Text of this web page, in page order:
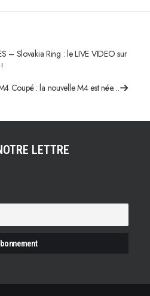
– Slovakia Ring : le LIVE VIDEO sur
Coupé : la nouvelle M4 est née…
LETTRE